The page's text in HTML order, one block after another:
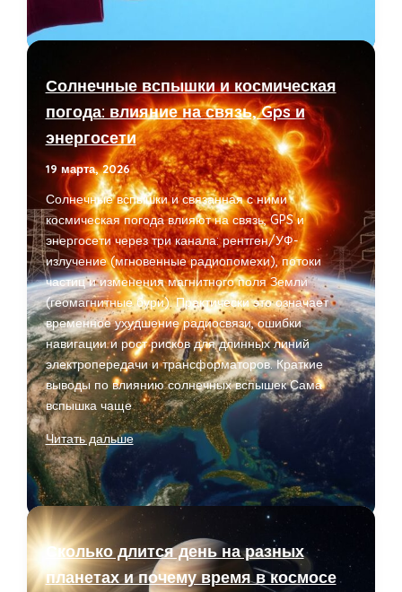
быстрого
аккаунтов
Солнечные вспышки и космическая
погода: влияние на связь, Gps и
энергосети
19 марта, 2026
Солнечные вспышки и связанная с ними
космическая погода влияют на связь, GPS и
энергосети через три канала: рентген/УФ-
излучение (мгновенные радиопомехи), потоки
частиц и изменения магнитного поля Земли
(геомагнитные бури). Практически это означает
временное ухудшение радиосвязи, ошибки
навигации и рост рисков для длинных линий
электропередачи и трансформаторов. Краткие
выводы по влиянию солнечных вспышек Сама
вспышка чаще
Солнечные
вспышки
и
космическая
погода:
влияние
связь,
Читать дальше
Сколько длится день на разных
планетах и почему время в космосе